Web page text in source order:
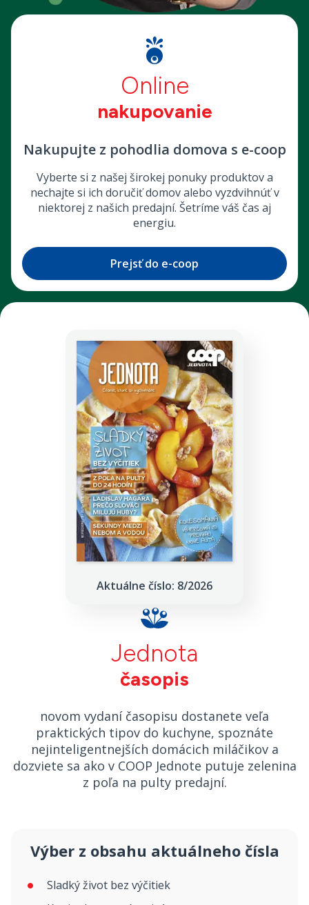
Online
nakupovanie
Nakupujte z pohodlia domova s e-coop
Vyberte si z našej širokej ponuky produktov a
nechajte si ich doručiť domov alebo vyzdvihnúť v
niektorej z našich predajní. Šetríme váš čas aj
energiu.
Prejsť do e-coop
Jednota
časopis
novom vydaní časopisu dostanete veľa
praktických tipov do kuchyne, spoznáte
nejinteligentnejších domácich miláčikov a
dozviete sa ako v COOP Jednote putuje zelenina
z poľa na pulty predajní.
Výber z obsahu aktuálneho čísla
Sladký život bez výčitiek
Aktuálne číslo: 8/2026